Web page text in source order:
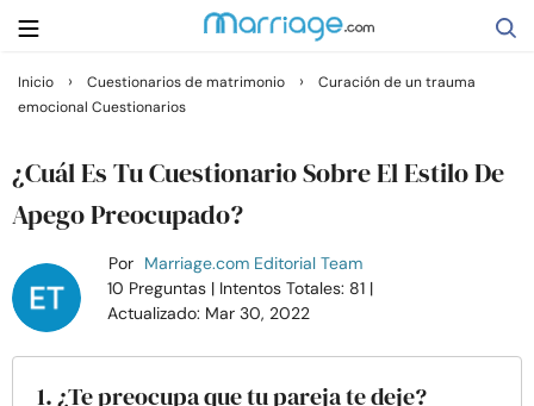
Buscar
Casarse
Relaciones
Familia
Inicio › Cuestionarios de matrimonio › Curación de un trauma
emocional Cuestionarios
¿Cuál Es Tu Cuestionario Sobre El Estilo De
Apego Preocupado?
Por Marriage.com Editorial Team
10 Preguntas | Intentos Totales: 81 |
Actualizado: Mar 30, 2022
1. ¿Te preocupa que tu pareja te deje?